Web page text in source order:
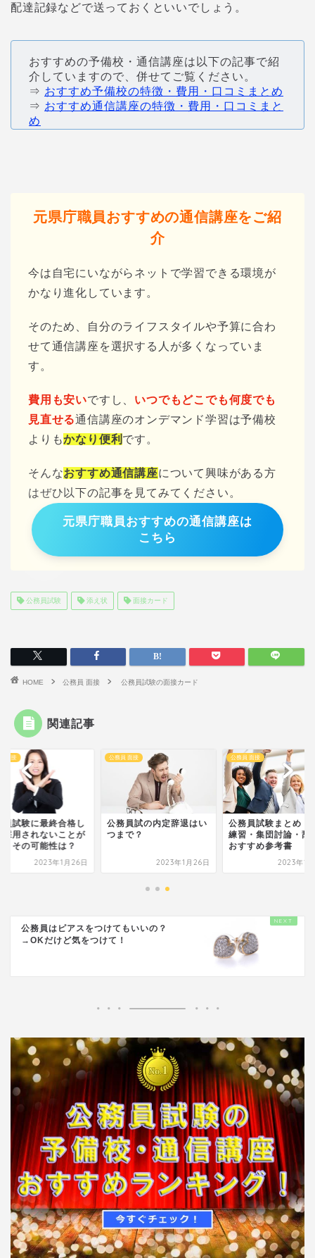
配達記録などで送っておくといいでしょう。
おすすめの予備校・通信講座は以下の記事で紹
介していますので、併せてご覧ください。
⇒ おすすめ予備校の特徴・費用・口コミまとめ
⇒ おすすめ通信講座の特徴・費用・口コミまと
め
元県庁職員おすすめの通信講座をご紹
介
今は自宅にいながらネットで学習できる環境が
かなり進化しています。
そのため、自分のライフスタイルや予算に合わ
せて通信講座を選択する人が多くなっていま
す。
費用も安いですし、 いつでもどこでも何度でも
見直せる通信講座のオンデマンド学習は予備校
よりもかなり便利 です。
そんなおすすめ通信講座について興味がある方
はぜひ以下の記事を見てみてください。
元県庁職員おすすめの通信講座は
こちら
公務員試験 添え状 面接カード
HOME 公務員 面接 公務員試験の面接カード
関連記事
面接
員試験に最終合格し
採用されないことが
！その可能性は？
2023年1月26日
公務員 面接
公務員試の内定辞退はい
つまで？
2023年1月26日
公務員 面接
公務員試験まとめ！
練習・集団討論・辞
おすすめ参考書
2023年1
公務員はピアスをつけてもいいの？
→OKだけど気をつけて！